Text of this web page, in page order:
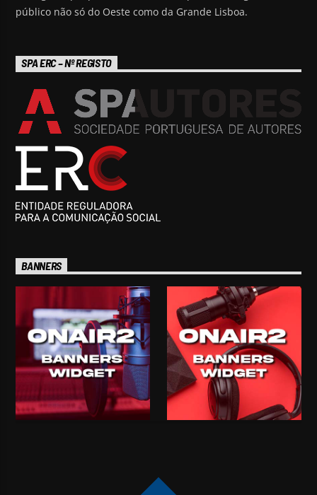
público não só do Oeste como da Grande Lisboa.
SPA ERC – Nº REGISTO
BANNERS